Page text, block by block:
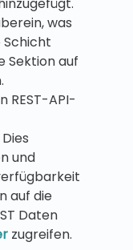
was
Schicht
Sektion auf
REST-API-
und
auf die
Daten
zugreifen.